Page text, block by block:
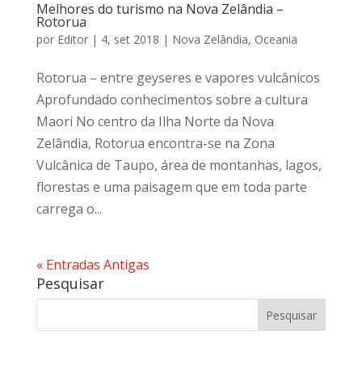
Melhores do turismo na Nova Zelândia –
Rotorua
por Editor| 4, set 2018 | Nova Zelândia, Oceania
Rotorua – entre geyseres e vapores vulcânicos
Aprofundado conhecimentos sobre a cultura
Maori No centro da Ilha Norte da Nova
Zelândia, Rotorua encontra-se na Zona
Vulcânica de Taupo, área de montanhas, lagos,
florestas e uma paisagem que em toda parte
carrega o...
« Entradas Antigas
Pesquisar